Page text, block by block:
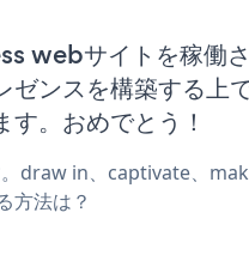
サイトを稼働さ
ゼンスを構築する上
。おめでとう！
draw in、captivate、
方法は？